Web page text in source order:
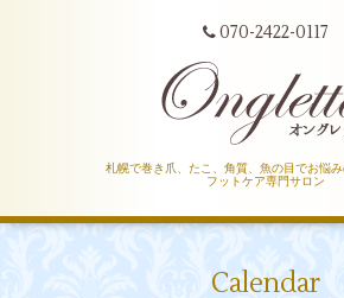
070-2422-0117
札幌で巻き爪、たこ、角質、魚の目でお悩
フットケア専門サロン
Calendar